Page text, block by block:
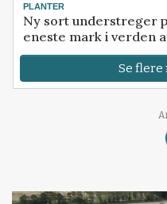
PLANTER
Ny sort understreger
eneste mark i verden
Se